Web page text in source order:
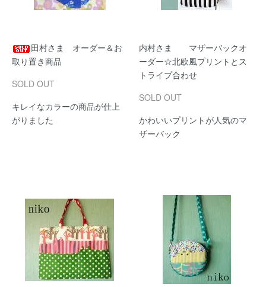
田村さま オーダー＆お
取り置き商品
SOLD OUT
キレイなカラーの商品が仕上
がりました
内村さま マザーバックオ
ーダー☆北欧風プリントとス
トライプ合わせ
SOLD OUT
かわいいプリントが人気のマ
ザーバック